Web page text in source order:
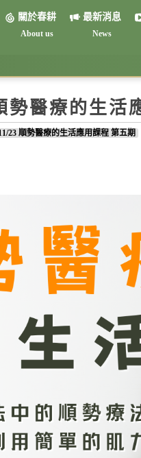
關於春耕
About us
最新消息
News
接地系列 抗電磁波系列
醫療的生活
23 順勢醫療的生活應用課程 第五期